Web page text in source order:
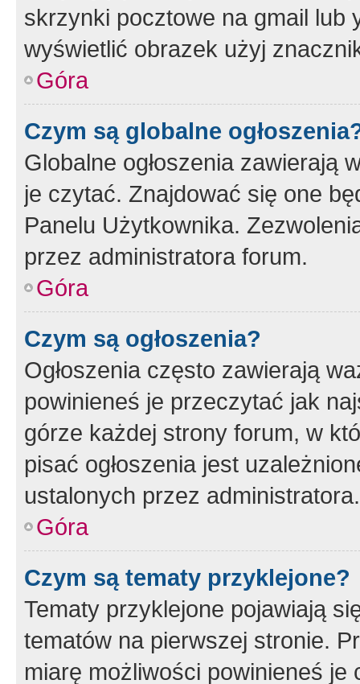
skrzynki pocztowe na gmail lub
wyświetlić obrazek użyj
Góra
Czym są globalne
Globalne ogłoszenia zawierają
je czytać. Znajdować się one
Panelu Użytkownika.
przez administratora forum.
Góra
Czym są ogłoszenia?
Ogłoszenia często zawierają
powinieneś je przeczytać jak
górze każdej strony forum, w
pisać ogłoszenia jest
ustalonych przez administratora.
Góra
Czym są tematy przyklejone?
Tematy przyklejone pojawiają
tematów na pierwszej stronie.
miarę możliwości powinieneś je